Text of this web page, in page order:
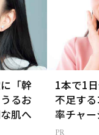
「幹
るお
肌へ
1本で1
不足す
率チャー